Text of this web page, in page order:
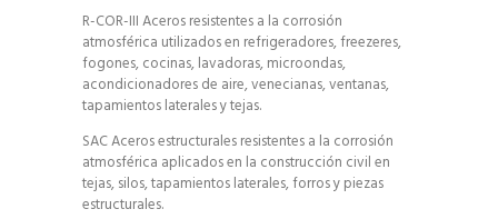
R-COR-III Aceros resistentes a la corrosión
atmosférica utilizados en refrigeradores, freezeres,
fogones, cocinas, lavadoras, microondas,
acondicionadores de aire, venecianas, ventanas,
tapamientos laterales y tejas.
SAC Aceros estructurales resistentes a la corrosión
atmosférica aplicados en la construcción civil en
tejas, silos, tapamientos laterales, forros y piezas
estructurales.